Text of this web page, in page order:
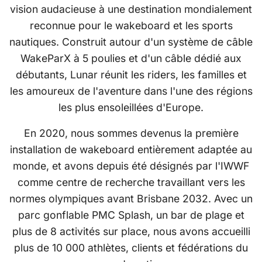
vision audacieuse à une destination mondialement
reconnue pour le wakeboard et les sports
nautiques. Construit autour d'un système de câble
WakeParX à 5 poulies et d'un câble dédié aux
débutants, Lunar réunit les riders, les familles et
les amoureux de l'aventure dans l'une des régions
les plus ensoleillées d'Europe.
En 2020, nous sommes devenus la première
installation de wakeboard entièrement adaptée au
monde, et avons depuis été désignés par l'IWWF
comme centre de recherche travaillant vers les
normes olympiques avant Brisbane 2032. Avec un
parc gonflable PMC Splash, un bar de plage et
plus de 8 activités sur place, nous avons accueilli
plus de 10 000 athlètes, clients et fédérations du